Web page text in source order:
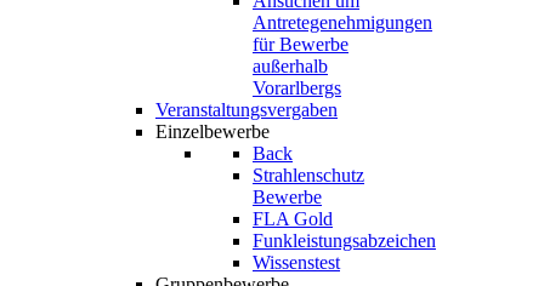
Antretegenehmigungen
für Bewerbe
außerhalb
Vorarlbergs
Veranstaltungsvergaben
Einzelbewerbe
Back
Strahlenschutz
Bewerbe
FLA Gold
Funkleistungsabzeichen
Wissenstest